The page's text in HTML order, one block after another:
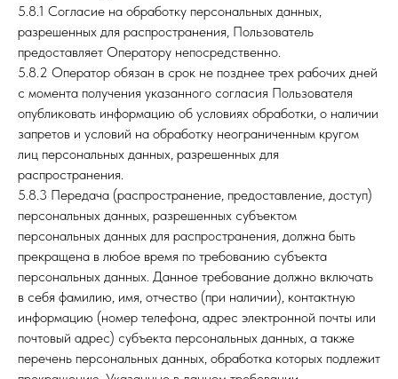
5.8.1 Согласие на обработку персональных данных,
разрешенных для распространения, Пользователь
предоставляет Оператору непосредственно.
5.8.2 Оператор обязан в срок не позднее трех рабочих дней
с момента получения указанного согласия Пользователя
опубликовать информацию об условиях обработки, о наличии
запретов и условий на обработку неограниченным кругом
лиц персональных данных, разрешенных для
распространения.
5.8.3 Передача (распространение, предоставление, доступ)
персональных данных, разрешенных субъектом
персональных данных для распространения, должна быть
прекращена в любое время по требованию субъекта
персональных данных. Данное требование должно включать
в себя фамилию, имя, отчество (при наличии), контактную
информацию (номер телефона, адрес электронной почты или
почтовый адрес) субъекта персональных данных, а также
перечень персональных данных, обработка которых подлежит